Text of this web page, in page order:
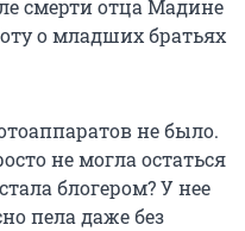
смерти отца Мадине
о младших братьях
не было.
не могла остаться
блогером? У нее
пела даже без